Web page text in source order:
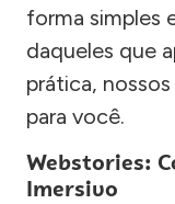
forma simples
daqueles que
prática,
para você.
Webstories:
Imersivo